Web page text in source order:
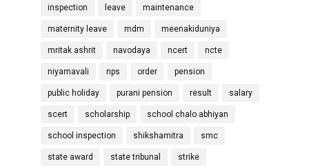
inspection leave maintenance
maternity leave mdm meenakiduniya
mritak ashrit navodaya ncert ncte
niyamavali nps order pension
public holiday purani pension result salary
scert scholarship school chalo abhiyan
school inspection shikshamitra smc
state award state tribunal strike